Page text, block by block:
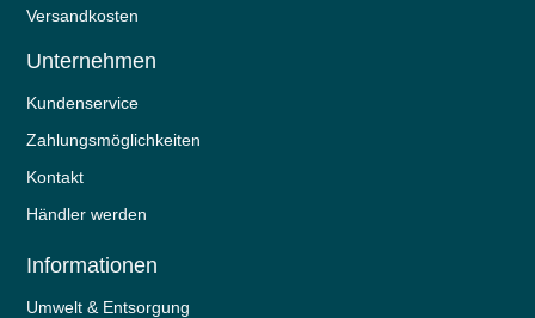
Versandkosten
Unternehmen
Kundenservice
Zahlungsmöglichkeiten
Kontakt
Händler werden
Informationen
Umwelt & Entsorgung